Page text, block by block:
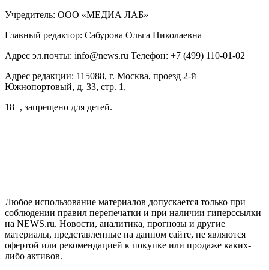
Учредитель: ООО «МЕДИА ЛАБ»
Главный редактор: Сабурова Ольга Николаевна
Адрес эл.почты: info@news.ru Телефон: +7 (499) 110-01-02
Адрес редакции: 115088, г. Москва, проезд 2-й
Южнопортовый, д. 33, стр. 1,
18+, запрещено для детей.
Любое использование материалов допускается только при
соблюдении правил перепечатки и при наличии гиперссылки
на NEWS.ru. Новости, аналитика, прогнозы и другие
материалы, представленные на данном сайте, не являются
офертой или рекомендацией к покупке или продаже каких-
либо активов.